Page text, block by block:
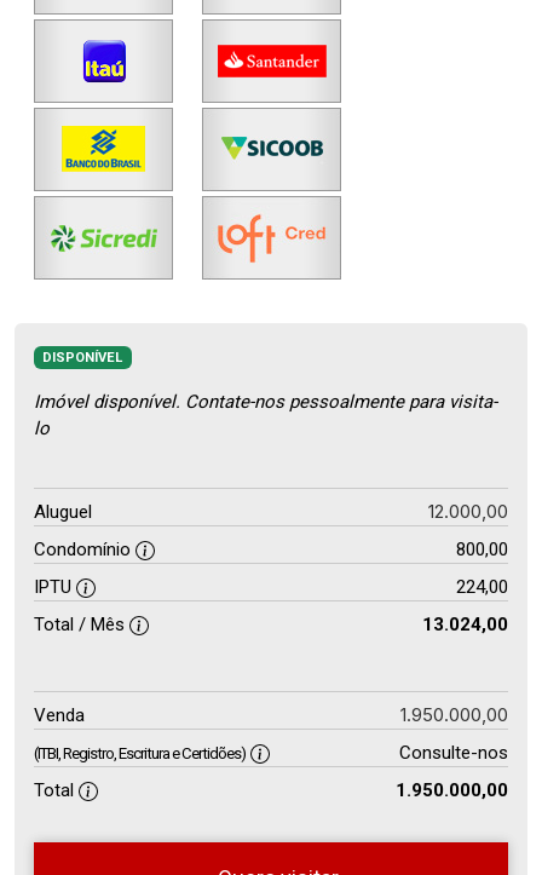
DISPONÍVEL
Imóvel disponível. Contate-nos pessoalmente para visita-
lo
Aluguel 12.000,00
Condomínio
800,00
IPTU
224,00
Total / Mês
13.024,00
Venda 1.950.000,00
(ITBI, Registro, Escritura e Certidões)
Consulte-nos
Total
1.950.000,00